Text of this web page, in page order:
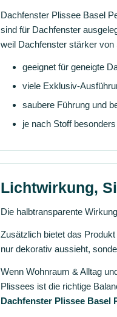
Dachfenster Plissee Basel
sind für Dachfenster
weil Dachfenster stärker von
geeignet für geneigte
viele Exklusiv-
saubere Führung und
je nach Stoff
Lichtwirkung,
Die halbtransparente
Zusätzlich bietet das
nur dekorativ aussieht,
Wenn Wohnraum & Alltag
Plissees ist die richtige
Dachfenster Plissee Basel